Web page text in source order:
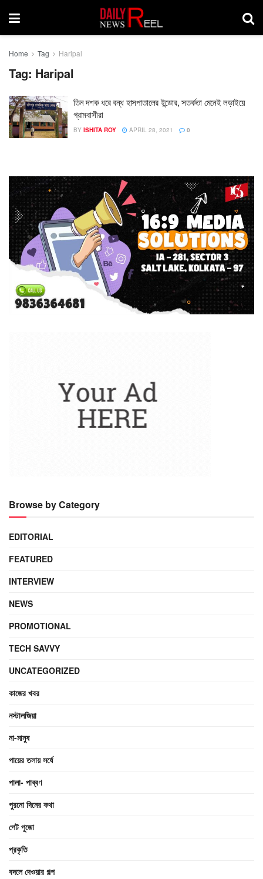
Home Tag Haripal
Tag: Haripal
তিন দশক ধরে বন্ধ হাসপাতালের ইন্ডোর, সতর্কতা মেনেই লড়াইয়ে
গ্রামবাসীরা
BY ISHITA ROY APRIL 28, 2021 0
Browse by Category
EDITORIAL
FEATURED
INTERVIEW
NEWS
PROMOTIONAL
TECH SAVVY
UNCATEGORIZED
কাজের খবর
নস্টালজিয়া
না-মানুষ
পায়ের তলায় সর্ষে
পালা- পাব্বণ
পুরনো দিনের কথা
পেট পুজো
প্রকৃতি
বদলে দেওয়ার গল্প